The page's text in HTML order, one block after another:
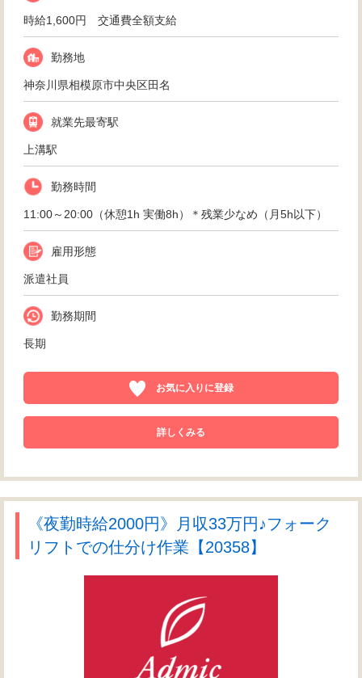
時給1,600円 交通費全額支給
勤務地
神奈川県相模原市中央区田名
就業先最寄駅
上溝駅
勤務時間
11:00～20:00（休憩1h 実働8h）＊残業少なめ（月5h以下）
雇用形態
派遣社員
勤務期間
長期
お気に入りに登録
詳しくみる
《夜勤時給2000円》月収33万円♪フォーク
リフトでの仕分け作業【20358】